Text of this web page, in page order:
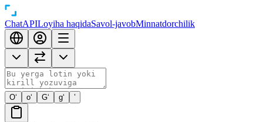
ChatAPILoyiha haqidaSavol-javobMinnatdorchilik
O‘ o‘ G‘ g‘ ’